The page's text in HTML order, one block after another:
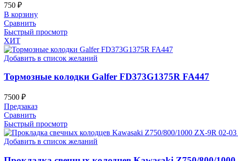
750 ₽
В корзину
Сравнить
Быстрый просмотр
ХИТ
Добавить в список желаний
Тормозные колодки Galfer FD373G1375R FA447
7500 ₽
Предзаказ
Сравнить
Быстрый просмотр
Добавить в список желаний